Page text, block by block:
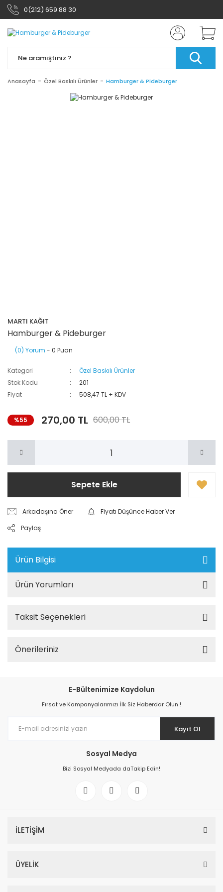
0(212) 659 88 30
Anasayfa Özel Baskılı Ürünler Hamburger & Pideburger
MARTI KAĞIT
Hamburger & Pideburger
(0) Yorum - 0 Puan
Kategori
Özel Baskılı Ürünler
Stok Kodu
201
Fiyat
508,47 TL + KDV
%55 270,00 TL 600,00 TL
Sepete Ekle
Arkadaşına Öner
Fiyatı Düşünce Haber Ver
Paylaş
Ürün Bilgisi
Ürün Yorumları
Taksit Seçenekleri
Önerileriniz
E-Bültenimize Kaydolun
Fırsat ve Kampanyalarımızı İlk Siz Haberdar Olun !
Kayıt Ol
Sosyal Medya
Bizi Sosyal Medyada daTakip Edin!
İLETİŞİM
ÜYELİK